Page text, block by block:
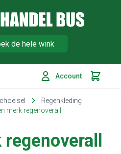
Account
Regenkleding
merk regenoverall